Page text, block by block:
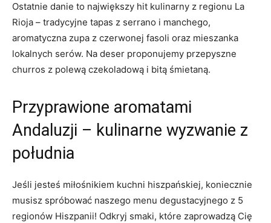
Ostatnie danie to największy hit kulinarny z regionu La
Rioja – tradycyjne tapas z serrano i manchego,
aromatyczna zupa z czerwonej fasoli oraz mieszanka
lokalnych serów. Na deser proponujemy przepyszne
churros z polewą czekoladową i bitą śmietaną.
Przyprawione aromatami
Andaluzji – kulinarne wyzwanie z
południa
Jeśli jesteś miłośnikiem kuchni hiszpańskiej, koniecznie
musisz spróbować naszego menu degustacyjnego z 5
regionów Hiszpanii! Odkryj smaki, które zaprowadzą Cię